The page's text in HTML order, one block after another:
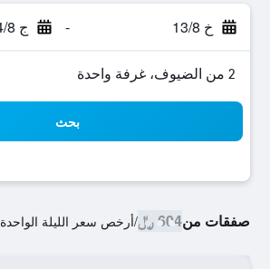
خ 13/8 - ج 14/8
2 من الضيوف، غرفة واحدة
بحث
صفقات من604 ﷼ /أرخص سعر الليلة الواحدة